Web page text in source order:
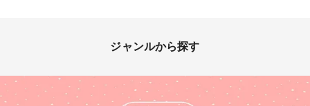
ジャンルから探す